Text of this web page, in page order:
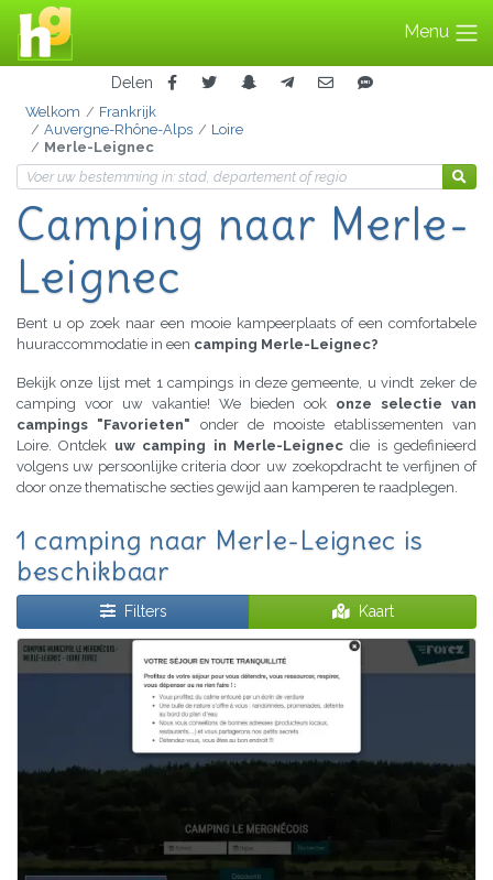
Menu
Delen
Welkom
Frankrijk
Auvergne-Rhône-Alps
Loire
Merle-Leignec
Camping naar Merle-
Leignec
Bent u op zoek naar een mooie kampeerplaats of een comfortabele
huuraccommodatie in een camping Merle-Leignec?
Bekijk onze lijst met 1 campings in deze gemeente, u vindt zeker de
camping voor uw vakantie! We bieden ook onze selectie van
campings "Favorieten" onder de mooiste etablissementen van
Loire. Ontdek uw camping in Merle-Leignecdie is gedefinieerd
volgens uw persoonlijke criteria door uw zoekopdracht te verfijnen of
door onze thematische secties gewijd aan kamperen te raadplegen.
1 camping naar Merle-Leignec is
beschikbaar
Filters Kaart